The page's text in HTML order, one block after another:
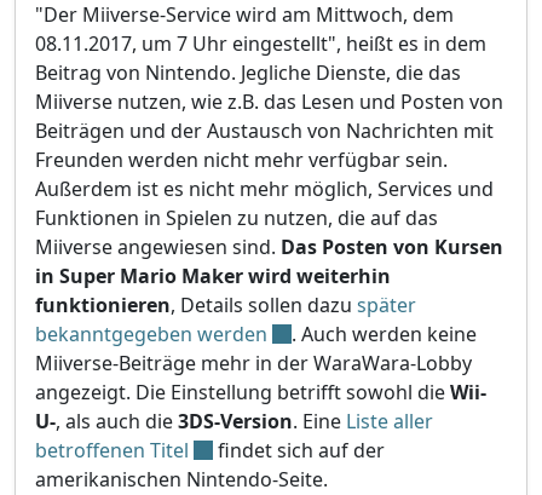
"Der Miiverse-Service wird am Mittwoch, dem
08.11.2017, um 7 Uhr eingestellt", heißt es in dem
Beitrag von Nintendo. Jegliche Dienste, die das
Miiverse nutzen, wie z.B. das Lesen und Posten von
Beiträgen und der Austausch von Nachrichten mit
Freunden werden nicht mehr verfügbar sein.
Außerdem ist es nicht mehr möglich, Services und
Funktionen in Spielen zu nutzen, die auf das
Miiverse angewiesen sind. Das Posten von Kursen
in Super Mario Maker wird weiterhin
funktionieren, Details sollen dazu später
bekanntgegeben werden
. Auch werden keine
Miiverse-Beiträge mehr in der WaraWara-Lobby
angezeigt. Die Einstellung betrifft sowohl dieWii-
U-, als auch die3DS-Version. Eine Liste aller
betroffenen Titel
findet sich auf der
amerikanischen Nintendo-Seite.